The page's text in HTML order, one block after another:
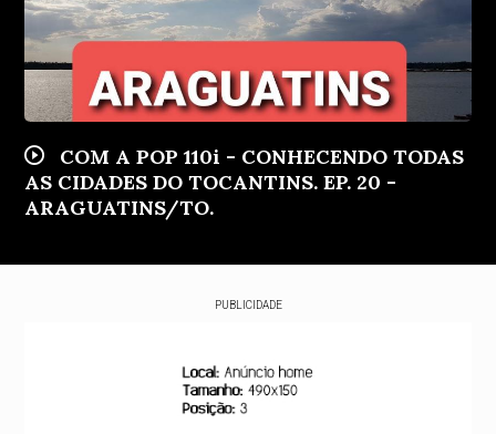
COM A POP 110i - CONHECENDO TODAS
AS CIDADES DO TOCANTINS. EP. 20 -
ARAGUATINS/TO.
PUBLICIDADE